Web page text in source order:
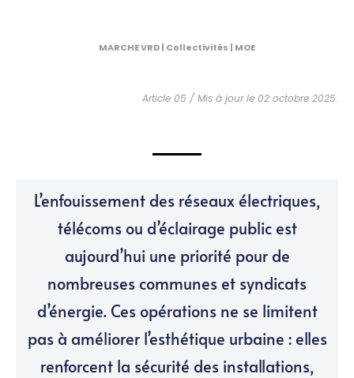
MARCHE VRD | Collectivités | MOE
Article 05 / Mis à jour le 02 octobre 2025.
L’enfouissement des réseaux électriques,
télécoms ou d’éclairage public est
aujourd’hui une priorité pour de
nombreuses communes et syndicats
d’énergie. Ces opérations ne se limitent
pas à améliorer l’esthétique urbaine : elles
renforcent la sécurité des installations,